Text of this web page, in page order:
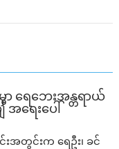
ရေဘေးအန္တရာယ်
အရေးပေါ်
အတွင်းက ရေဦး၊ ခင်